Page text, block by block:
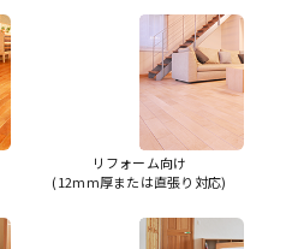
リフォーム向け
(12mm厚または直張り対応)